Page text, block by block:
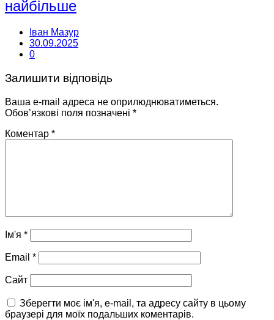
найбільше
Іван Мазур
30.09.2025
0
Залишити відповідь
Ваша e-mail адреса не оприлюднюватиметься.
Обов’язкові поля позначені *
Коментар *
Ім'я *
Email *
Сайт
Зберегти моє ім'я, e-mail, та адресу сайту в цьому
браузері для моїх подальших коментарів.